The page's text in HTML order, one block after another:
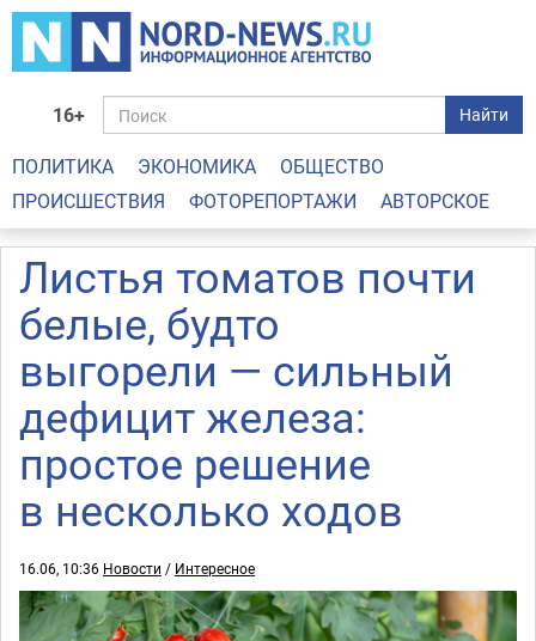
16+ Найти
ПОЛИТИКА ЭКОНОМИКА
ОБЩЕСТВО
ПРОИСШЕСТВИЯ
ФОТОРЕПОРТАЖИ АВТОРСКОЕ
Листья томатов почти
белые, будто
выгорели — сильный
дефицит железа:
простое решение
в несколько ходов
16.06, 10:36 Новости / Интересное